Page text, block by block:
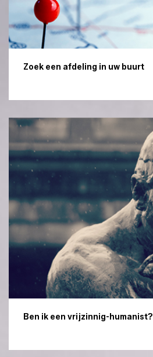
Zoek een afdeling in uw buurt
Ben ik een vrijzinnig-humanist?